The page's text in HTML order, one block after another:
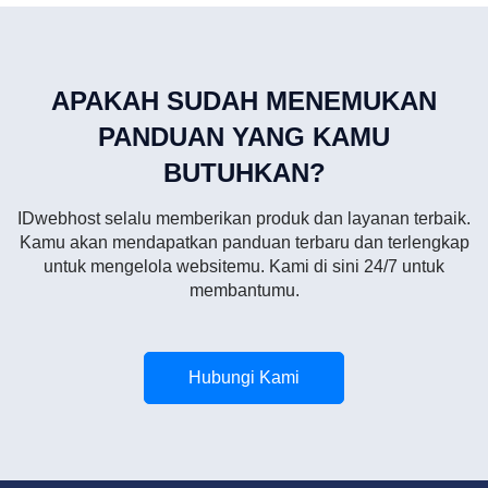
APAKAH SUDAH MENEMUKAN
PANDUAN YANG KAMU
BUTUHKAN?
IDwebhost selalu memberikan produk dan layanan terbaik.
Kamu akan mendapatkan panduan terbaru dan terlengkap
untuk mengelola websitemu. Kami di sini 24/7 untuk
membantumu.
Hubungi Kami